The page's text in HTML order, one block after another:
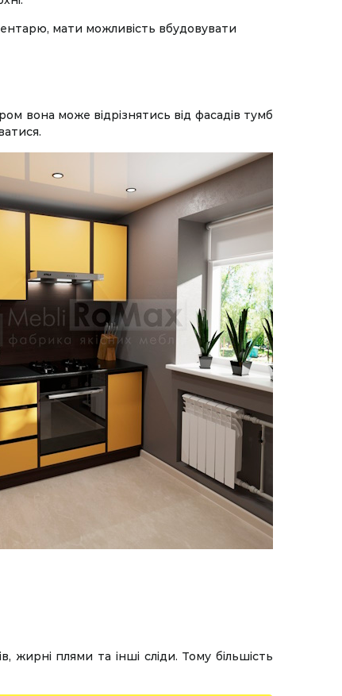
мати можливість вбудовувати
вона може відрізнятись від фасадів тумб
плями та інші сліди. Тому більшість